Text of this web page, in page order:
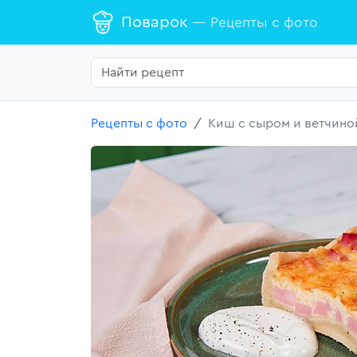
Поварок — Рецепты с фото
Рецепты с фото Киш с сыром и